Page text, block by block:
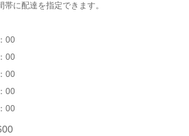
に配達を指定できます。
00
00
00
00
00